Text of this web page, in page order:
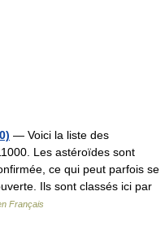
— Voici la liste des
Les astéroïdes sont
ce qui peut parfois se
Ils sont classés ici par
Français